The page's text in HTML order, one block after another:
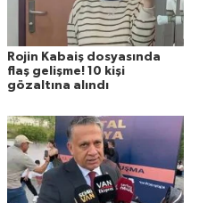
Rojin Kabaiş dosyasında
flaş gelişme! 10 kişi
gözaltına alındı